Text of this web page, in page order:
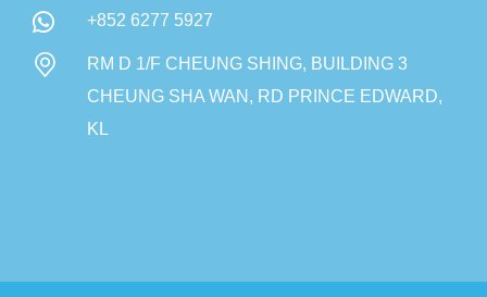
+852 6277 5927
RM D 1/F CHEUNG SHING, BUILDING 3
CHEUNG SHA WAN, RD PRINCE EDWARD,
KL